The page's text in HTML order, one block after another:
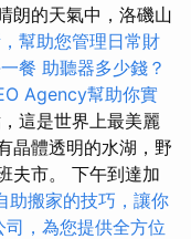
朗的天氣中，洛磯山
幫助您管理日常財
餐 助聽器多少錢？
Agency幫助你實
這是世界上最美麗
晶體透明的水湖，野
夫市。 下午到達加
助搬家的技巧，讓你
司，為您提供全方位